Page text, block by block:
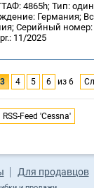
4865h; Тип:
Германия;
Серийный номер:
11/2025
3 4 5 6 из 6
RSS-Feed 'Cessna'
Для продавцов